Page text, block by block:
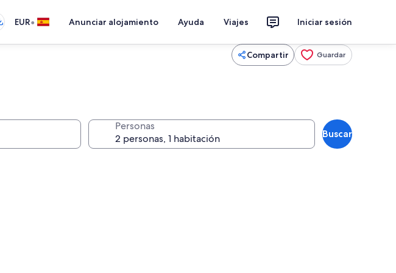
EUR• Anunciar alojamiento Ayuda Viajes Iniciar sesión
Compartir Guardar
Personas
Buscar